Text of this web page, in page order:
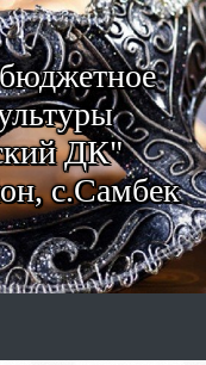
ДК"
с.Самбек